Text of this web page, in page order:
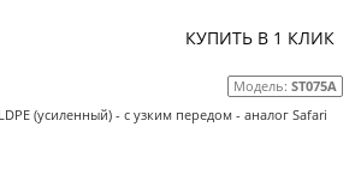
КУПИТЬ В 1 КЛИК
Модель: ST075A
(усиленный) - с узким передом - аналог Safari